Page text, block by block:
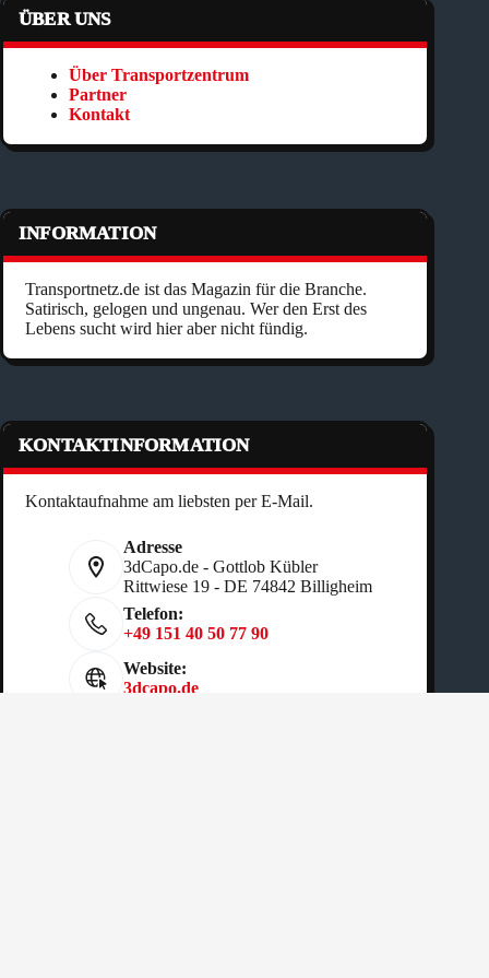
ÜBER UNS
Über Transportzentrum
Partner
Kontakt
INFORMATION
Transportnetz.de ist das Magazin für die Branche.
Satirisch, gelogen und ungenau. Wer den Erst des
Lebens sucht wird hier aber nicht fündig.
KONTAKTINFORMATION
Kontaktaufnahme am liebsten per E-Mail.
Adresse
3dCapo.de - Gottlob Kübler
Rittwiese 19 - DE 74842 Billigheim
Telefon:
+49 151 40 50 77 90
Website:
3dcapo.de